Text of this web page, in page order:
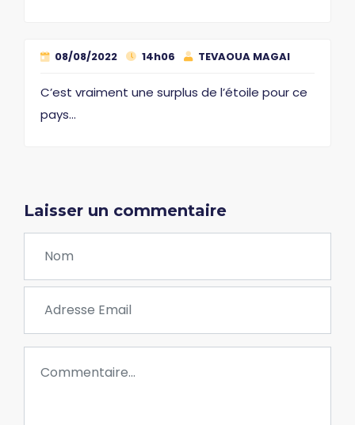
08/08/2022 14h06 TEVAOUA MAGAI
C’est vraiment une surplus de l’étoile pour ce
pays…
Laisser un commentaire